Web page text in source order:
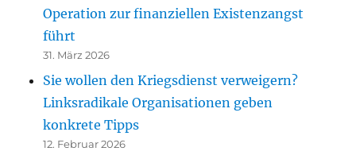
Operation zur finanziellen Existenzangst
führt
31. März 2026
Sie wollen den Kriegsdienst verweigern?
Linksradikale Organisationen geben
konkrete Tipps
12. Februar 2026